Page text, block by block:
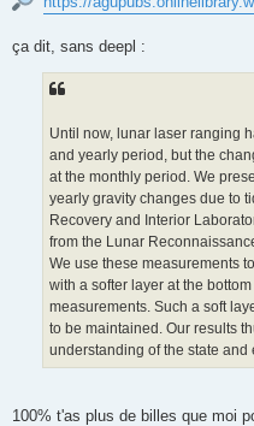
ça dit, sans deepl :
Until now, lunar laser ranging
and yearly period, but the
at the monthly period. We
yearly gravity changes due to
Recovery and Interior
from the Lunar
We use these measurements
with a softer layer at the
measurements. Such a soft
to be maintained. Our results
understanding of the state
100% t'as plus de billes que moi